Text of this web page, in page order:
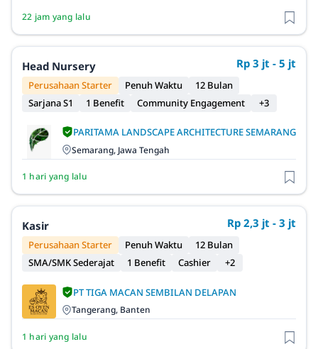
22 jam yang lalu
Head Nursery Rp 3 jt - 5 jt
Perusahaan Starter Penuh Waktu
12 Bulan
Sarjana S1
1 Benefit Community Engagement +3
PARITAMA LANDSCAPE ARCHITECTURE SEMARANG
Semarang, Jawa Tengah
1 hari yang lalu
Kasir Rp 2,3 jt - 3 jt
Perusahaan Starter Penuh Waktu
12 Bulan
SMA/SMK Sederajat
1 Benefit Cashier +2
PT TIGA MACAN SEMBILAN DELAPAN
Tangerang, Banten
1 hari yang lalu